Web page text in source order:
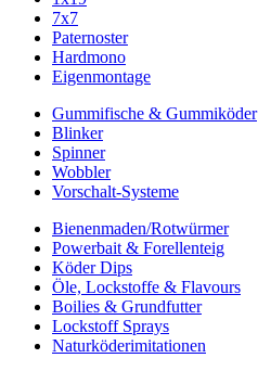
7x7
Paternoster
Hardmono
Eigenmontage
Gummifische & Gummiköder
Blinker
Spinner
Wobbler
Vorschalt-Systeme
Bienenmaden/Rotwürmer
Powerbait & Forellenteig
Köder Dips
Öle, Lockstoffe & Flavours
Boilies & Grundfutter
Lockstoff Sprays
Naturköderimitationen